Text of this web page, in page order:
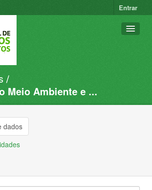
Entrar
Meio Ambiente e ...
dados